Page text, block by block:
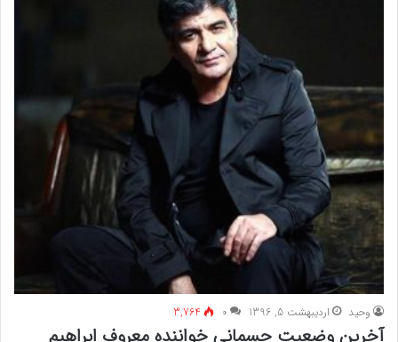
وحید اردیبهشت 5, 1396 ۰ 3,764
آخرین وضعیت جسمانی خواننده معروف ابراهیم